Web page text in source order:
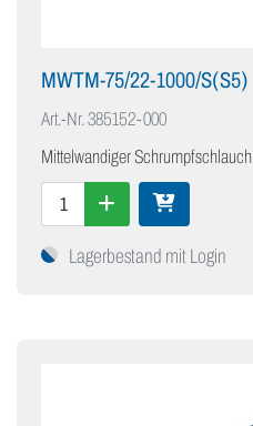
MWTM-75/22-1000/S(S5)
Art.-Nr.385152-000
Mittelwandiger Schrumpfschlauch
Lagerbestand mit Login